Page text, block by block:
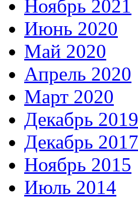
Ноябрь 2021
Июнь 2020
Май 2020
Апрель 2020
Март 2020
Декабрь 2019
Декабрь 2017
Ноябрь 2015
Июль 2014